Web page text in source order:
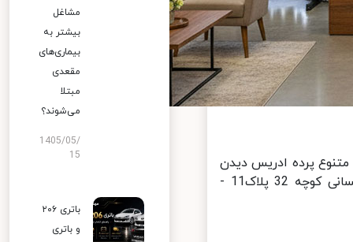
پرده ادریس دیدن
تهران - منطقه 19 - بلوار شکوفه (عبدل آباد) بازار پارچه احسانی کوچه 32 پلاک11 -
مشاغل
بیشتر به
بیماری‌های
مقعدی
مبتلا
می‌شوند؟
1405/05/
15
باتری ۲۰۶
و باتری